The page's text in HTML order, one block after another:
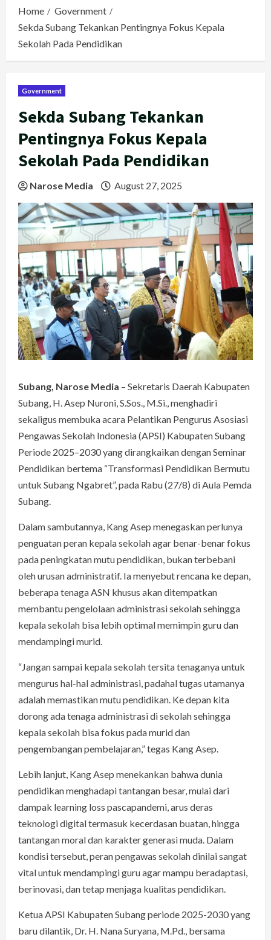
Home
Government
Sekda Subang Tekankan Pentingnya Fokus Kepala
Sekolah Pada Pendidikan
Government
Sekda Subang Tekankan
Pentingnya Fokus Kepala
Sekolah Pada Pendidikan
Narose Media August 27, 2025
Subang, Narose Media – Sekretaris Daerah Kabupaten
Subang, H. Asep Nuroni, S.Sos., M.Si., menghadiri
sekaligus membuka acara Pelantikan Pengurus Asosiasi
Pengawas Sekolah Indonesia (APSI) Kabupaten Subang
Periode 2025–2030 yang dirangkaikan dengan Seminar
Pendidikan bertema “Transformasi Pendidikan Bermutu
untuk Subang Ngabret”, pada Rabu (27/8) di Aula Pemda
Subang.
Dalam sambutannya, Kang Asep menegaskan perlunya
penguatan peran kepala sekolah agar benar-benar fokus
pada peningkatan mutu pendidikan, bukan terbebani
oleh urusan administratif. Ia menyebut rencana ke depan,
beberapa tenaga ASN khusus akan ditempatkan
membantu pengelolaan administrasi sekolah sehingga
kepala sekolah bisa lebih optimal memimpin guru dan
mendampingi murid.
“Jangan sampai kepala sekolah tersita tenaganya untuk
mengurus hal-hal administrasi, padahal tugas utamanya
adalah memastikan mutu pendidikan. Ke depan kita
dorong ada tenaga administrasi di sekolah sehingga
kepala sekolah bisa fokus pada murid dan
pengembangan pembelajaran,” tegas Kang Asep.
Lebih lanjut, Kang Asep menekankan bahwa dunia
pendidikan menghadapi tantangan besar, mulai dari
dampak learning loss pascapandemi, arus deras
teknologi digital termasuk kecerdasan buatan, hingga
tantangan moral dan karakter generasi muda. Dalam
kondisi tersebut, peran pengawas sekolah dinilai sangat
vital untuk mendampingi guru agar mampu beradaptasi,
berinovasi, dan tetap menjaga kualitas pendidikan.
Ketua APSI Kabupaten Subang periode 2025-2030 yang
baru dilantik, Dr. H. Nana Suryana, M.Pd., bersama